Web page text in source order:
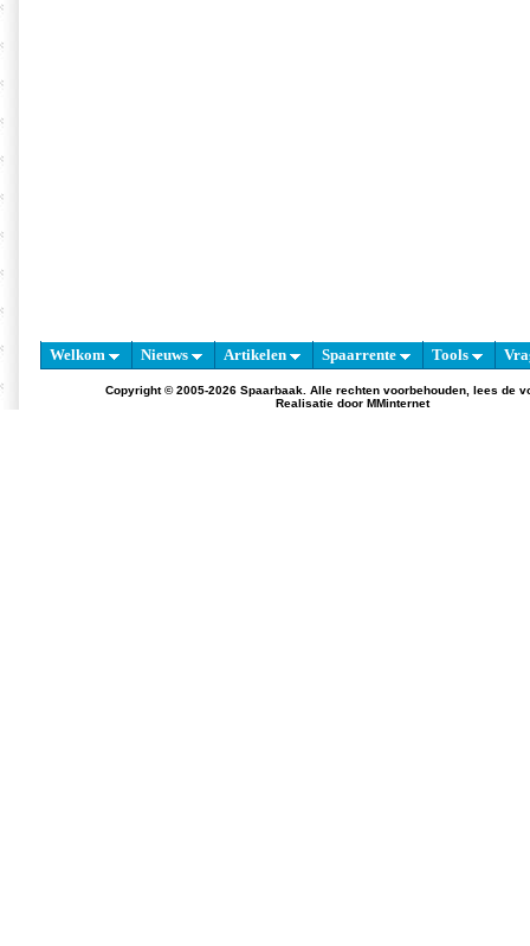
Welkom Nieuws Artikelen Spaarrente Tools
Copyright © 2005-2026 Spaarbaak. Alle rechten voorbehouden, lees de
Realisatie door MMinternet